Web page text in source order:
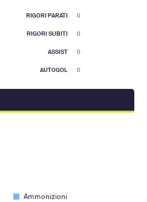
RIGORI PARATI 0
RIGORI SUBITI 0
ASSIST 0
AUTOGOL 0
Ammonizioni